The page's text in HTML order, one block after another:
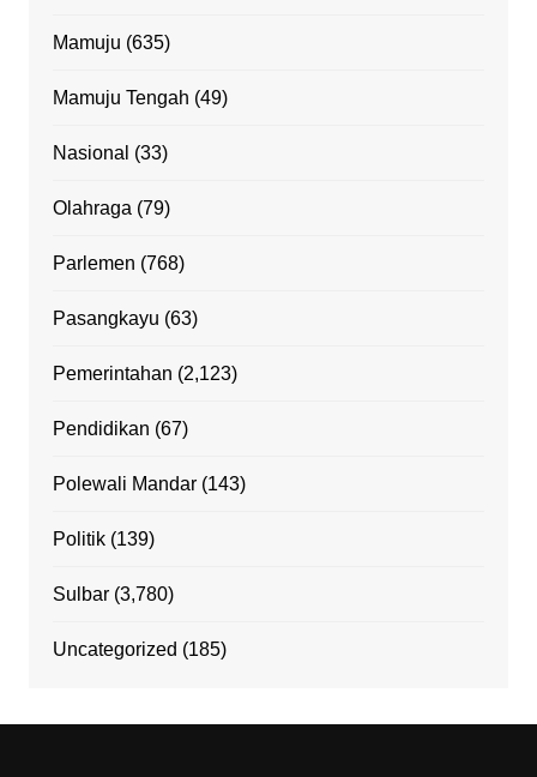
Mamuju (635)
Mamuju Tengah (49)
Nasional (33)
Olahraga (79)
Parlemen (768)
Pasangkayu (63)
Pemerintahan (2,123)
Pendidikan (67)
Polewali Mandar(143)
Politik(139)
Sulbar(3,780)
Uncategorized (185)